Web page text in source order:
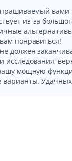
вами
из-за
понравиться!
должен
исследования,
мощную
варианты. Удачных